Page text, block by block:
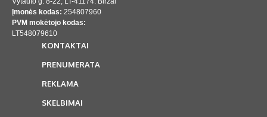
Įmonės kodas: 254807960
PVM mokėtojo kodas:
LT548079610
KONTAKTAI
PRENUMERATA
REKLAMA
SKELBIMAI